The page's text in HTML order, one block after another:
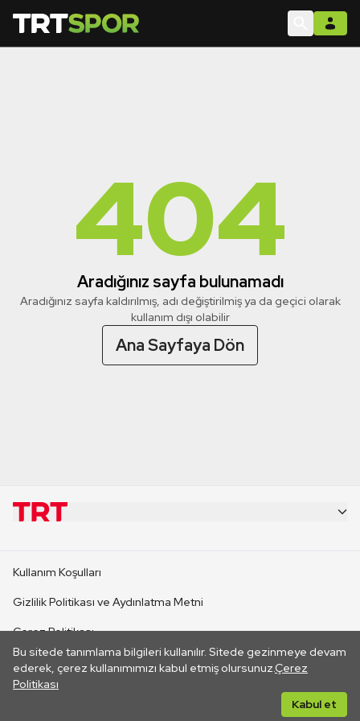
404
Aradığınız sayfa bulunamadı
Aradığınız sayfa kaldırılmış, adı değiştirilmiş ya da geçici olarak
kullanım dışı olabilir
Ana Sayfaya Dön
Bu sitede tanımlama bilgileri kullanılır. Sitede gezinmeye devam
ederek, çerez kullanımımızı kabul etmiş olursunuz.Çerez
Politikası
Kabul et
CANLI YAYINLAR
Kullanım Koşulları
Gizlilik Politikası ve Aydınlatma Metni
Çerez Politikası
İletişim
Her hakkı saklıdır. ©2026 TRT. Bağlantı yoluyla gidilen dış